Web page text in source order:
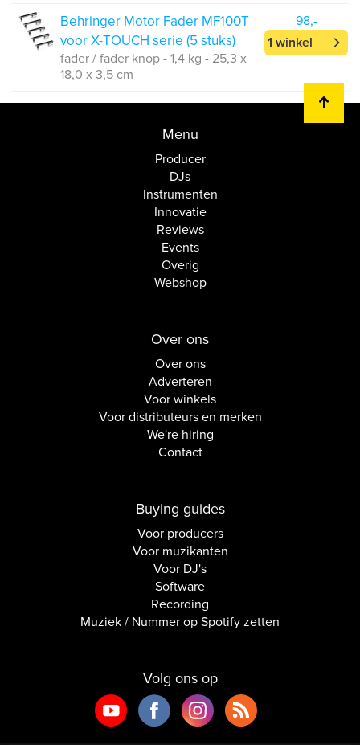
Behringer Motor Fader MF100T
voor X-TOUCH serie (5 stuks)
fader / fader knop - 1,4 kg - 25,3 x
18,0 x 3,5 cm
98,-
1 winkel
Menu
Producer
DJs
Instrumenten
Innovatie
Reviews
Events
Overig
Webshop
Over ons
Over ons
Adverteren
Voor winkels
Voor distributeurs en merken
We're hiring
Contact
Buying guides
Voor producers
Voor muzikanten
Voor DJ's
Software
Recording
Muziek / Nummer op Spotify zetten
Volg ons op